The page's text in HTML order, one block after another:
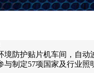
境防护贴片机车间，自
与制定57项国家及行业照明